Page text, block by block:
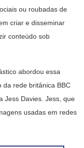
ou roubadas de
criar e disseminar
conteúdo sob
abordou essa
da rede britânica BBC
Jess Davies. Jess, que
usadas em redes